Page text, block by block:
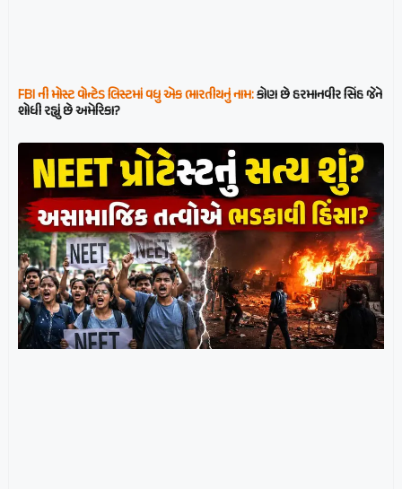
FBI ની મોસ્ટ વોન્ટેડ લિસ્ટમાં વધુ એક ભારતીયનું નામ:કોણ છે હરમાનવીર સિંહ જેને
શોધી રહ્યું છે અમેરિકા?